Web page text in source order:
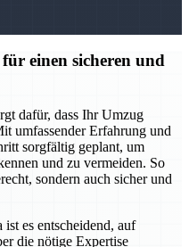
einen sicheren und
dafür, dass Ihr Umzug
umfassender Erfahrung und
sorgfältig geplant, um
und zu vermeiden. So
sondern auch sicher und
es entscheidend, auf
die nötige Expertise